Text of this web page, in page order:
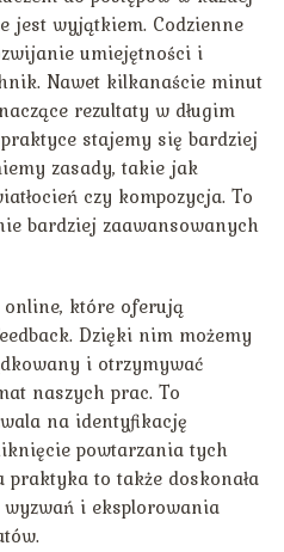
jest wyjątkiem. Codzienne
umiejętności i
Nawet kilkanaście minut
rezultaty w długim
stajemy się bardziej
zasady, takie jak
czy kompozycja. To
bardziej zaawansowanych
które oferują
Dzięki nim możemy
i otrzymywać
naszych prac. To
na identyfikację
powtarzania tych
praktyka to także doskonała
i eksplorowania